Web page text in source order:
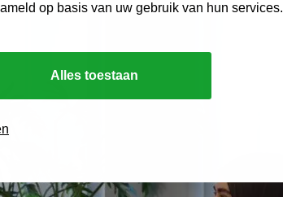
op basis van uw gebruik van hun services.
Alles toestaan